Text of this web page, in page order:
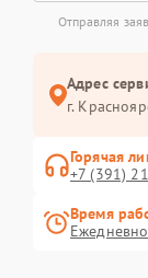
Отправляя
Адрес
г.
Горячая
+7 (391)
Время